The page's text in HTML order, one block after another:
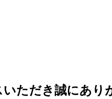
ただき誠にあり